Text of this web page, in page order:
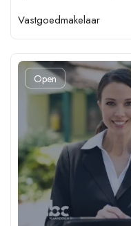
Vastgoedmakelaar
Open